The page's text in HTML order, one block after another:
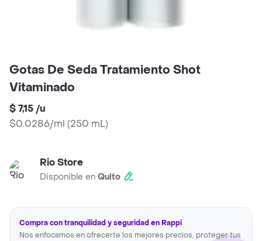
Gotas De Seda Tratamiento Shot
Vitaminado
$ 7,15 /u
$0.0286/ml (250 mL)
Rio Store
Disponible en Quito
Compra con tranquilidad y seguridad en Rappi
Nos enfocamos en ofrecerte los mejores precios, proteger tus